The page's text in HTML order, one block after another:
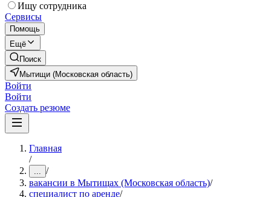
Ищу сотрудника
Сервисы
Помощь
Ещё
Поиск
Мытищи (Московская область)
Войти
Войти
Создать резюме
Главная
/
... /
вакансии в Мытищах (Московская область)/
специалист по аренде/